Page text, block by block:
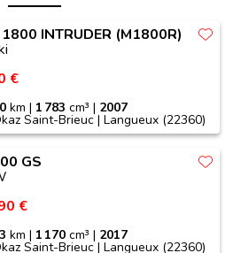
INTRUDER (M1800R)
€
km | 1 783 cm³ | 2007
Saint-Brieuc | Langueux (22360)
GS
€
km | 1 170 cm³ | 2017
Saint-Brieuc | Langueux (22360)